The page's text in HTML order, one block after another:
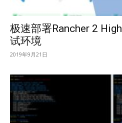
极速部署Rancher 2
试环境
2019年9月21日